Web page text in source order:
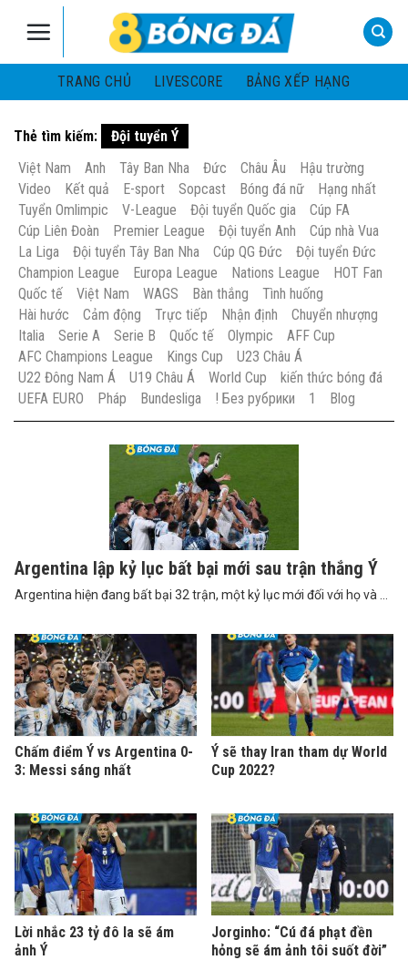
TRANG CHỦ
LIVESCORE BẢNG XẾP HẠNG
Thẻ tìm kiếm:
Đội tuyển Ý
Việt Nam
Anh Tây Ban Nha Đức Châu Âu
Hậu trường
Video
Kết quả E-sport Sopcast Bóng đá nữ
Hạng nhất
Tuyển Omlimpic
V-League Đội tuyển Quốc gia
Cúp FA
Cúp Liên Đoàn
Premier League Đội tuyển Anh
Cúp nhà Vua
La Liga
Đội tuyển Tây Ban Nha Cúp QG Đức
Đội tuyển Đức
Champion League
Europa League Nations League
HOT Fan
Quốc tế
Việt Nam WAGS Bàn thắng
Tình huống
Hài hước
Cảm động Trực tiếp Nhận định
Chuyển nhượng
Italia
Serie A Serie B Quốc tế Olympic
AFF Cup
AFC Champions League
Kings Cup
U23 Châu Á
U22 Đông Nam Á
U19 Châu Á World Cup
kiến thức bóng đá
UEFA EURO
Pháp Bundesliga ! Без рубрики 1 Blog
Argentina lập kỷ lục bất bại mới sau trận thắng Ý
Argentina hiện đang bất bại 32 trận, một kỷ lục mới đối với họ và ...
Chấm điểm Ý vs Argentina 0-
3: Messi sáng nhất
Ý sẽ thay Iran tham dự World
Cup 2022?
Lời nhắc 23 tỷ đô la sẽ ám
ảnh Ý
Jorginho: “Cú đá phạt đền
hỏng sẽ ám ảnh tôi suốt đời”